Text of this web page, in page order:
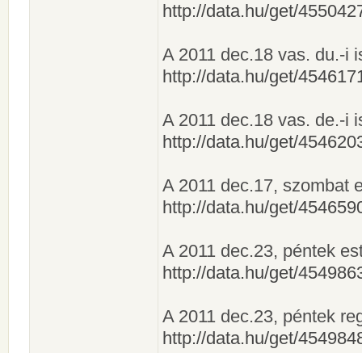
http://data.hu/get/
A 2011 dec.18 vas. du.-i
http://data.hu/get/
A 2011 dec.18 vas. de.-i
http://data.hu/get/
A 2011 dec.17, szombat
http://data.hu/get/
A 2011 dec.23, péntek
http://data.hu/get/
A 2011 dec.23, péntek
http://data.hu/get/